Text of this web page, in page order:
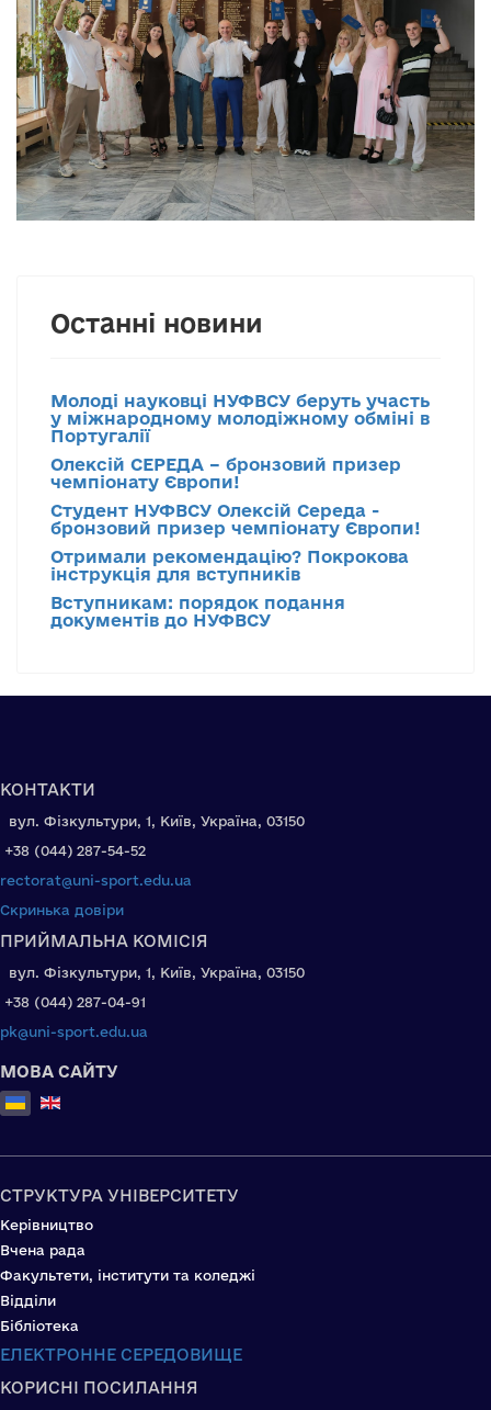
Останні новини
Молоді науковці НУФВСУ беруть участь
у міжнародному молодіжному обміні в
Португалії
Олексій СЕРЕДА – бронзовий призер
чемпіонату Європи!
Студент НУФВСУ Олексій Середа -
бронзовий призер чемпіонату Європи!
Отримали рекомендацію? Покрокова
інструкція для вступників
Вступникам: порядок подання
документів до НУФВСУ
КОНТАКТИ
вул. Фізкультури, 1, Київ, Україна, 03150
+38 (044) 287-54-52
rectorat@uni-sport.edu.ua
Скринька довіри
ПРИЙМАЛЬНА КОМІСІЯ
вул. Фізкультури, 1, Київ, Україна, 03150
+38 (044) 287-04-91
pk@uni-sport.edu.ua
МОВА САЙТУ
Оберіть свою мову
СТРУКТУРА УНІВЕРСИТЕТУ
Керівництво
Вчена рада
Факультети, інститути та коледжі
Відділи
Бібліотека
ЕЛЕКТРОННЕ СЕРЕДОВИЩЕ
КОРИСНІ ПОСИЛАННЯ